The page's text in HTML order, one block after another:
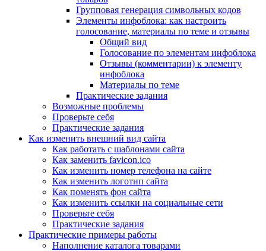
Групповая генерация символьных кодов
Элементы инфоблока: как настроить
голосование, материалы по теме и отзывы
Общий вид
Голосование по элементам инфоблока
Отзывы (комментарии) к элементу
инфоблока
Материалы по теме
Практические задания
Возможные проблемы
Проверьте себя
Практические задания
Как изменить внешний вид сайта
Как работать с шаблонами сайта
Как заменить favicon.ico
Как изменить номер телефона на сайте
Как изменить логотип сайта
Как поменять фон сайта
Как изменить ссылки на социальные сети
Проверьте себя
Практические задания
Практические примеры работы
Наполнение каталога товарами